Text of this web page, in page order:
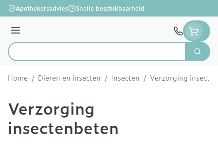
Ga naar de inhoud
Apothekersadvies Snelle beschikbaarheid
Menu
Product, merk, categorie...
Zoek
Home / Dieren en insecten / Insecten / Verzorging
Verzorging
insectenbeten